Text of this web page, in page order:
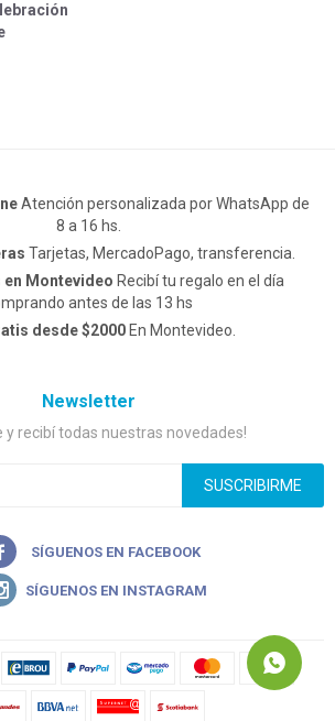
Atención personalizada por WhatsApp de
8 a 16 hs.
Tarjetas, MercadoPago, transferencia.
en Montevideo Recibí tu regalo en el día
antes de las 13 hs
desde $2000En Montevideo.
Newsletter
y recibí todas nuestras novedades!
SUSCRIBIRME